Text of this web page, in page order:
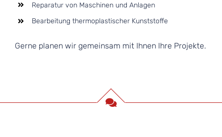
Reparatur von Maschinen und Anlagen
Bearbeitung thermoplastischer Kunststoffe
Gerne planen wir gemeinsam mit Ihnen Ihre Projekte.